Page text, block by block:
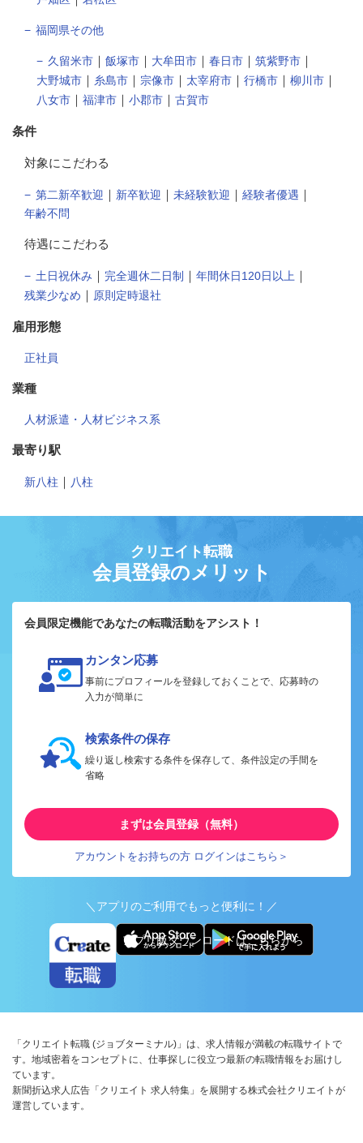
福岡県その他
久留米市 ｜ 飯塚市 ｜ 大牟田市 ｜ 春日市 ｜ 筑紫野市 ｜
大野城市 ｜ 糸島市 ｜ 宗像市 ｜ 太宰府市 ｜ 行橋市 ｜ 柳川市 ｜
八女市 ｜ 福津市 ｜ 小郡市 ｜ 古賀市
条件
対象にこだわる
第二新卒歓迎 ｜ 新卒歓迎 ｜ 未経験歓迎 ｜ 経験者優遇 ｜
年齢不問
待遇にこだわる
土日祝休み ｜ 完全週休二日制 ｜ 年間休日120日以上 ｜
残業少なめ ｜ 原則定時退社
雇用形態
正社員
業種
人材派遣・人材ビジネス系
最寄り駅
新八柱 ｜ 八柱
クリエイト転職
会員登録のメリット
会員限定機能であなたの転職活動をアシスト！
カンタン応募
事前にプロフィールを登録しておくことで、応募時の
入力が簡単に
検索条件の保存
繰り返し検索する条件を保存して、条件設定の手間を
省略
まずは会員登録（無料）
アカウントをお持ちの方 ログインはこちら＞
＼アプリのご利用でもっと便利に！／
アプリ版ダウンロードはこちらから
「クリエイト転職 (ジョブターミナル)」は、求人情報が満載の転職サイトで
す。地域密着をコンセプトに、仕事探しに役立つ最新の転職情報をお届けし
ています。
新聞折込求人広告「クリエイト 求人特集」を展開する株式会社クリエイトが
運営しています。